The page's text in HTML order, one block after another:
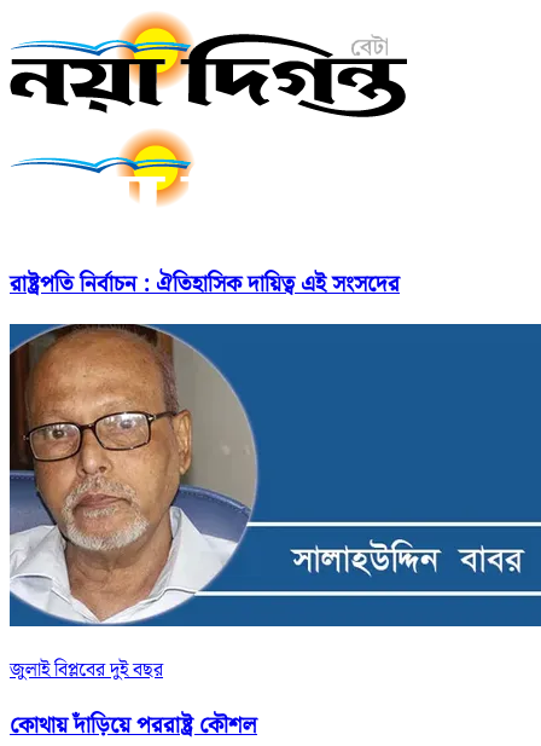
রাষ্ট্রপতি নির্বাচন : ঐতিহাসিক দায়িত্ব এই সংসদের
জুলাই বিপ্লবের দুই বছর
কোথায় দাঁড়িয়ে পররাষ্ট্র কৌশল